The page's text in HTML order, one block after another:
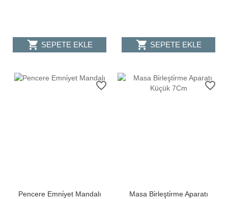
shopping_cart SEPETE EKLE shopping_cart SEPETE EKLE
favorite_border
Pencere Emni̇yet Mandalı
favorite_border
Masa Bi̇rleşti̇rme Aparatı